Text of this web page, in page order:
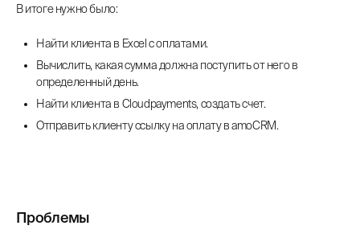
В итоге нужно было:
Найти клиента в Excel с оплатами.
Вычислить, какая сумма должна поступить от него в
определенный день.
Найти клиента в Cloudpayments, создать счет.
Отправить клиенту ссылку на оплату в amoCRM.
Проблемы